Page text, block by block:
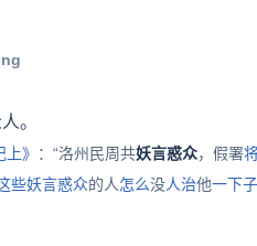
。
》 ：“洛州民周共妖言惑众，假署
些妖言惑众的人怎么没人治他一下子